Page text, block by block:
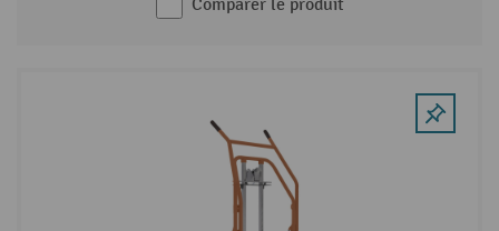
Comparer le produit